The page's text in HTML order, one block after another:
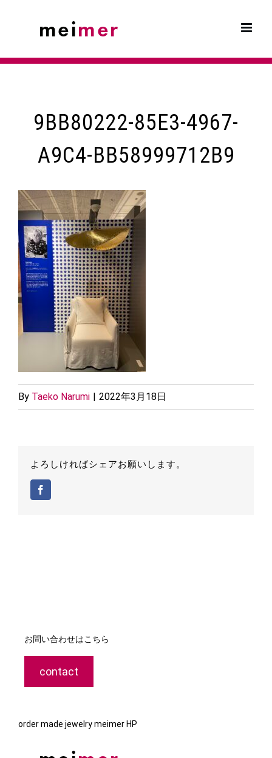
9BB80222-85E3-4967-
A9C4-BB58999712B9
By Taeko Narumi | 2022年3月18日
よろしければシェアお願いします。
お問い合わせはこちら
contact
order made jewelry meimer HP